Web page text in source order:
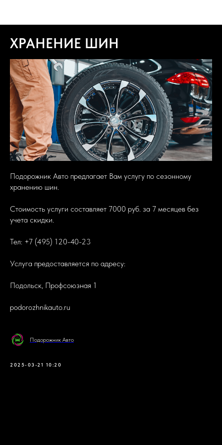
ХРАНЕНИЕ ШИН
Подорожник Авто предлагает Вам услугу по сезонному
хранению шин.
Стоимость услуги составляет 7000 руб. за 7 месяцев без
учета скидки.
Тел: +7 (495) 120-40-23
Услуга предоставляется по адресу:
Подольск, Профсоюзная 1
podorozhnikauto.ru
Подорожник Авто
2025-03-21 10:20